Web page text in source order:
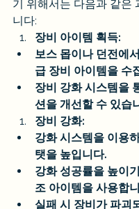
기 위해서는 다음과 같은
니다:
장비 아이템 획득:
보스 몹이나 던전에
급 장비 아이템을 수
장비 강화 시스템을
션을 개선할 수 있습
장비 강화:
강화 시스템을 이용
탯을 높입니다.
강화 성공률을 높이
조 아이템을 사용합
실패 시 장비가 파괴